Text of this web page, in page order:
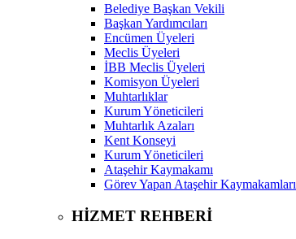
Belediye Başkan Vekili
Başkan Yardımcıları
Encümen Üyeleri
Meclis Üyeleri
İBB Meclis Üyeleri
Komisyon Üyeleri
Muhtarlıklar
Kurum Yöneticileri
Muhtarlık Azaları
Kent Konseyi
Kurum Yöneticileri
Ataşehir Kaymakamı
Görev Yapan Ataşehir Kaymakamları
HİZMET REHBERİ